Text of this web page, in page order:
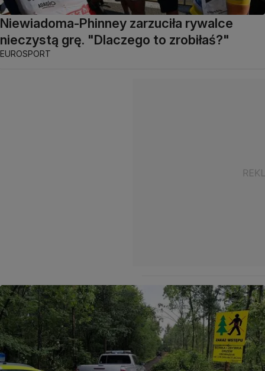
Niewiadoma-Phinney zarzuciła rywalce
nieczystą grę. "Dlaczego to zrobiłaś?"
EUROSPORT